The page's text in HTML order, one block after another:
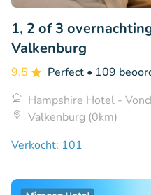
1, 2 of 3
Valkenburg
9.5 Perfect • 109
Hampshire Hotel -
Valkenburg (0km)
Verkocht: 101